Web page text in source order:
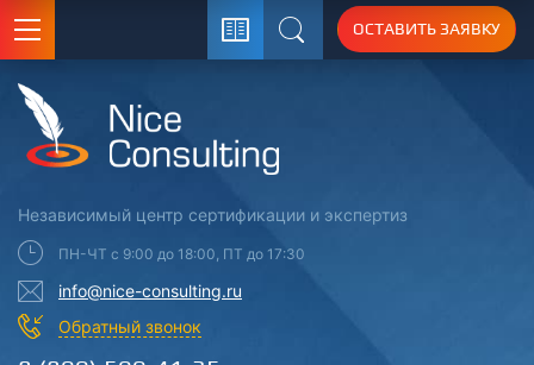
Поиск
ОСТАВИТЬ ЗАЯВКУ
Независимый центр сертификации и экспертиз
ПН-ЧТ с 9:00 до 18:00, ПТ до 17:30
info@nice-consulting.ru
Обратный звонок